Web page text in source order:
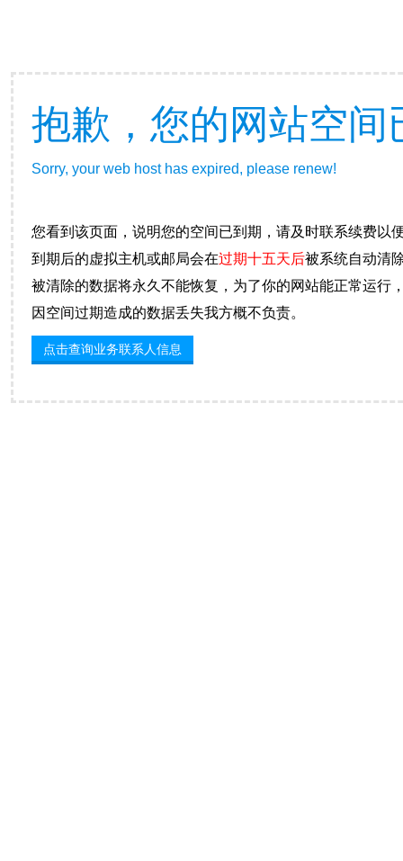
抱歉，您的网站空
Sorry, your web host has expired, please renew!
您看到该页面，说明您的空间已到期，请及时联系续费以
到期后的虚拟主机或邮局会在过期十五天后被系统自动清
被清除的数据将永久不能恢复，为了你的网站能正常运行
因空间过期造成的数据丢失我方概不负责。
点击查询业务联系人信息